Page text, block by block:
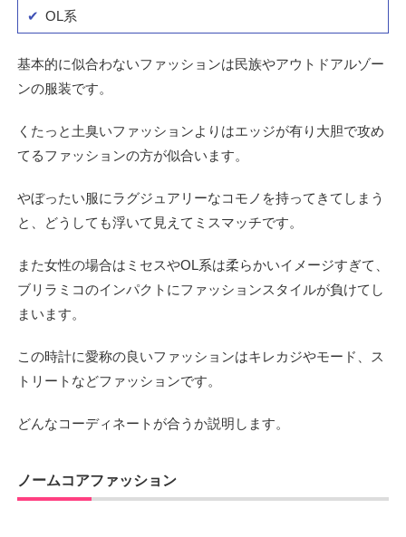
OL系
基本的に似合わないファッションは民族やアウトドアルゾー
ンの服装です。
くたっと土臭いファッションよりはエッジが有り大胆で攻め
てるファッションの方が似合います。
やぼったい服にラグジュアリーなコモノを持ってきてしまう
と、どうしても浮いて見えてミスマッチです。
また女性の場合はミセスやOL系は柔らかいイメージすぎて、
ブリラミコのインパクトにファッションスタイルが負けてし
まいます。
この時計に愛称の良いファッションはキレカジやモード、ス
トリートなどファッションです。
どんなコーディネートが合うか説明します。
ノームコアファッション